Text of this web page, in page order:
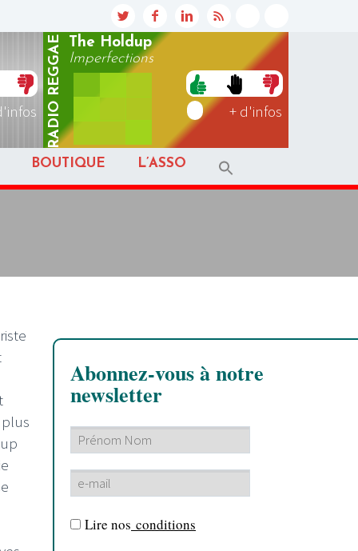
RADIO
REGGAE
The Holdup
Imperfections
+ d'infos
BOUTIQUE L’ASSO
Abonnez-vous à notre
newsletter
Lire nos conditions